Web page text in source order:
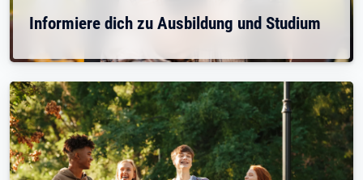
Informiere dich zu Ausbildung und Studium